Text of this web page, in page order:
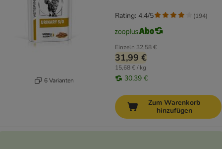
6 Varianten
Einzeln 32,58 €
31,99 €
15,68 € / kg
30,39 €
Rating: 4.4/5 (194)
Zum Warenkorb
hinzufügen